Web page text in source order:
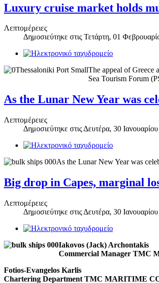
Luxury cruise market holds
Λεπτομέρειες
Δημοσιεύτηκε στις Τετάρτη, 01
The appeal of Greece
Sea Tourism Forum
As the Lunar New Year was
Λεπτομέρειες
Δημοσιεύτηκε στις Δευτέρα, 30
As the Lunar New Year was
Big drop in Capes, marginal
Λεπτομέρειες
Δημοσιεύτηκε στις Δευτέρα, 30
Iakovos (Jack) Archontakis
Commercial Manager TMC
Fotios-Evangelos Karlis
Chartering Department TMC MARITIME